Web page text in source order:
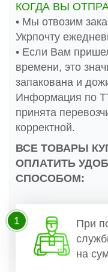
КОГДА ВЫ
• Мы отвозим
Укрпочту
• Если Вам
времени, это
запакована и
Информация по
принята
корректной.
ВСЕ ТОВАРЫ
ОПЛАТИТЬ
СПОСОБОМ:
При
на
1